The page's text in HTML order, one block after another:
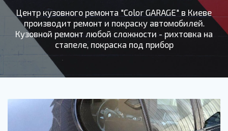
Центр кузовного ремонта "Color GARAGE" в Киеве
производит ремонт и покраску автомобилей.
Кузовной ремонт любой сложности - рихтовка на
стапеле, покраска под прибор